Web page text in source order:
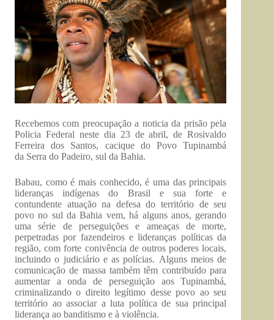
Recebemos com preocupação a noticia da prisão pela
Policia Federal neste dia 23 de abril, de Rosivaldo
Ferreira dos Santos, cacique do Povo Tupinambá
da Serra do Padeiro, sul da Bahia.
Babau, como é mais conhecido, é uma das principais
lideranças indígenas do Brasil e sua forte e
contundente atuação na defesa do território de seu
povo no sul da Bahia vem, há alguns anos, gerando
uma série de perseguições e ameaças de morte,
perpetradas por fazendeiros e lideranças políticas da
região, com forte conivência de outros poderes locais,
incluindo o judiciário e as polícias. Alguns meios de
comunicação de massa também têm contribuído para
aumentar a onda de perseguição aos Tupinambá,
criminalizando o direito legítimo desse povo ao seu
território ao associar a luta política de sua principal
liderança ao banditismo e à violência.